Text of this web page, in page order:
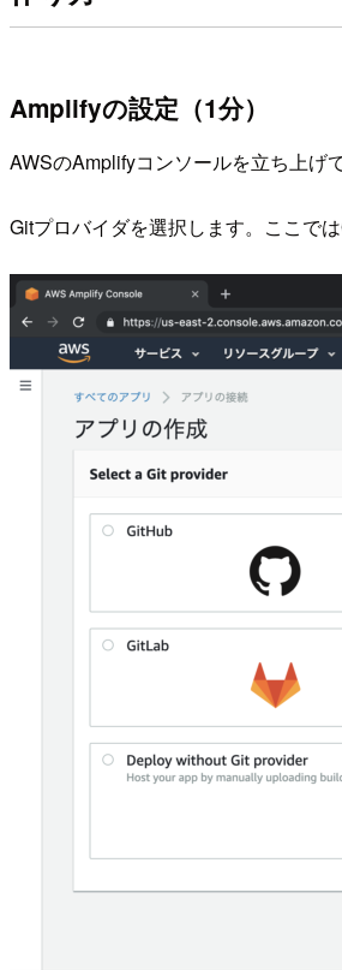
Amplifyの設定（1分）
AWSのAmplifyコンソールを立ち上げ
Gitプロバイダを選択します。ここでは